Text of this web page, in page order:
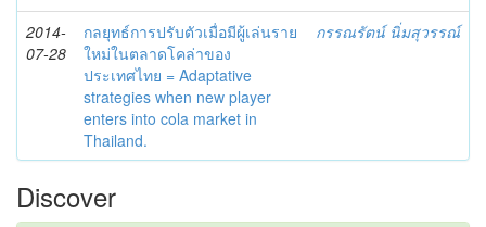
2014-
07-28
กลยุทธ์การปรับตัวเมื่อมีผู้เล่นราย
ใหม่ในตลาดโคล่าของ
ประเทศไทย = Adaptative
strategies when new player
enters into cola market in
Thailand.
กรรณรัตน์ นิ่มสุวรรณ์
Discover